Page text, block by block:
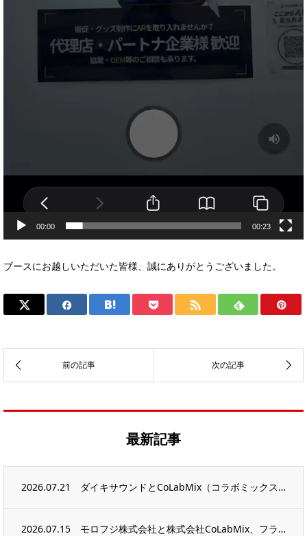
00:00 00:23
ブースにお越しいただいた皆様、誠にありがとうございました。
最新記事
2026.07.21 ダイキサウンドとCoLabMix（コラボミックス）、アーティストの価値を最大化する高音...
2026.07.15 モロフジ株式会社と株式会社CoLabMix、フラワースタンドを3D/ARで思い出として...